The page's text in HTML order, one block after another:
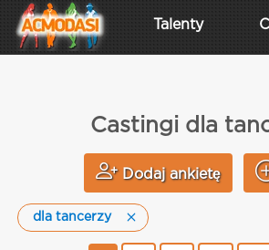
Talenty
Castingi dla
Dodaj ankietę
dla tancerzy